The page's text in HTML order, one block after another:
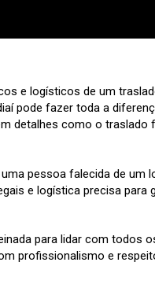
e logísticos de um
pode fazer toda a
detalhes como o
pessoa falecida de
e logística precisa
para lidar com
profissionalismo e